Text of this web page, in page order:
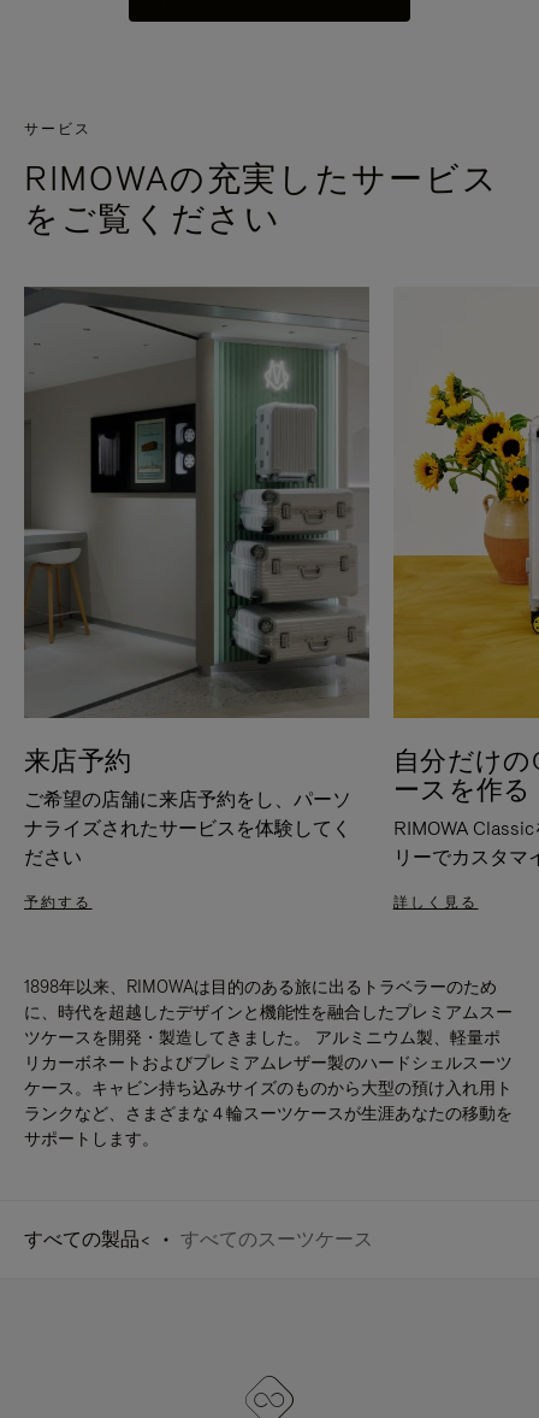
サービス
RIMOWAの充実したサービス
をご覧ください
来店予約
ご希望の店舗に来店予約をし、パーソ
ナライズされたサービスを体験してく
ださい
予約する
自分だけ
ースを作る
RIMOWA
リーでカスタマ
詳しく見る
1898年以来、RIMOWAは目的のある旅に出るトラベラーのため
に、時代を超越したデザインと機能性を融合したプレミアムスー
ツケースを開発・製造してきました。 アルミニウム製、軽量ポ
リカーボネートおよびプレミアムレザー製のハードシェルスーツ
ケース。キャビン持ち込みサイズのものから大型の預け入れ用ト
ランクなど、さまざまな４輪スーツケースが生涯あなたの移動を
サポートします。
すべての製品< すべてのスーツケース